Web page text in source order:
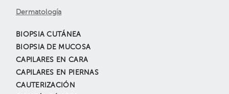
Dermatología
BIOPSIA CUTÁNEA
BIOPSIA DE MUCOSA
CAPILARES EN CARA
CAPILARES EN PIERNAS
CAUTERIZACIÓN